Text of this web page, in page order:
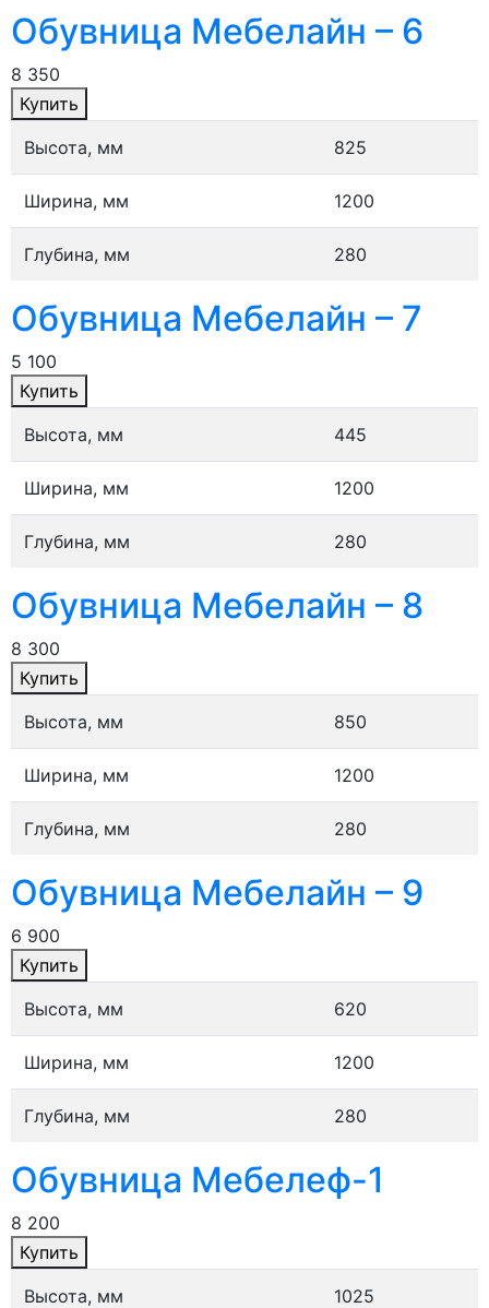
Обувница Мебелайн – 6
8 350
Купить
Высота, мм
825
Ширина, мм 1200
Глубина, мм 280
Обувница Мебелайн – 7
5 100
Купить
Высота, мм
445
Ширина, мм 1200
Глубина, мм 280
Обувница Мебелайн – 8
8 300
Купить
Высота, мм
850
Ширина, мм 1200
Глубина, мм 280
Обувница Мебелайн – 9
6 900
Купить
Высота, мм
620
Ширина, мм 1200
Глубина, мм 280
Обувница Мебелеф-1
8 200
Купить
Высота, мм
1025